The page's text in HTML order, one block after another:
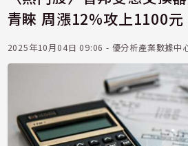
青睞 周漲12%攻上1100元
2025年10月04日 09:06 - 優分析產業數據中